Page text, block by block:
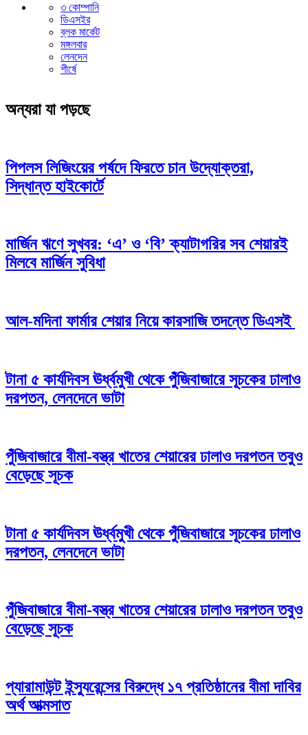
৩ কোম্পানি
ডিএসইর
ব্লক মার্কেট
মঙ্গলবার
লেনদেন
শীর্ষে
অন্যরা যা পড়ছে
পিপলস লিজিংয়ের পর্ষদে ফিরতে চান উদ্যোক্তরা,
সিদ্ধান্ত হাইকোর্টে
মার্জিন ঋণে সুখবর: ‘এ’ ও ‘বি’ ক্যাটাগরির সব শেয়ারই
মিলবে মার্জিন সুবিধা
আল-মদিনা ফার্মার শেয়ার নিয়ে কারসাজি তদন্তে ডিএসই
টানা ৫ কার্যদিবস ঊর্ধ্বমুখী থেকে পুঁজিবাজারে সূচকের ঢালাও
দরপতন, লেনদেনে ভাটা
পুঁজিবাজারে বীমা-বস্ত্র খাতের শেয়ারের ঢালাও দরপতন তবুও
বেড়েছে সূচক
টানা ৫ কার্যদিবস ঊর্ধ্বমুখী থেকে পুঁজিবাজারে সূচকের ঢালাও
দরপতন, লেনদেনে ভাটা
পুঁজিবাজারে বীমা-বস্ত্র খাতের শেয়ারের ঢালাও দরপতন তবুও
বেড়েছে সূচক
প্যারামাউন্ট ইন্স্যুরেন্সের বিরুদ্ধে ১৭ প্রতিষ্ঠানের বীমা দাবির
অর্থ আত্মসাত